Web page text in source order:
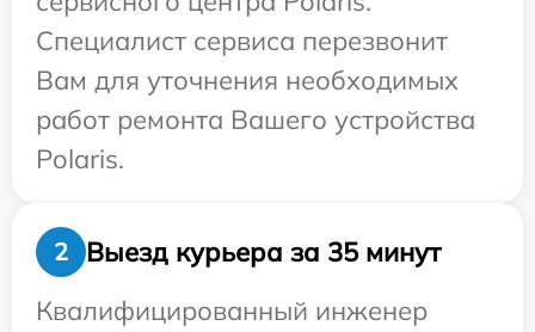
Специалист сервиса перезвонит
Вам для уточнения необходимых
работ ремонта Вашего устройства
Polaris.
2
Выезд курьера за 35 минут
Квалифицированный инженер